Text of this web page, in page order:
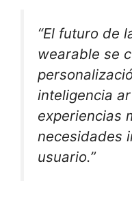
“El futuro de
wearable se
inteligencia
experiencias
necesidades
usuario.”